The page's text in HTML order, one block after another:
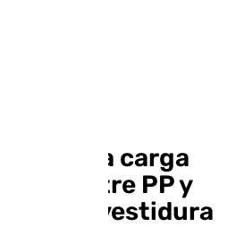
andaluza carga
entre PP y
de investidura